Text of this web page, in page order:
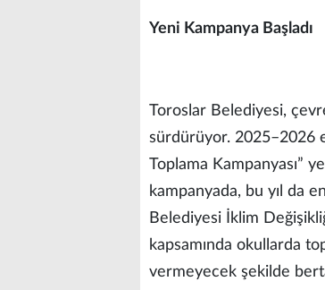
Yeni Kampanya Başladı
Toroslar Belediyesi,
sürdürüyor. 2025–2026
Toplama Kampanyası”
kampanyada, bu yıl da
Belediyesi İklim
kapsamında okullarda
vermeyecek şekilde